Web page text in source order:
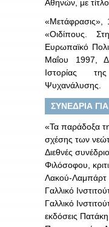
Αθηνών, με
«Μετάφρασις»,
«Οιδίπους.
Ευρωπαϊκό
Μαΐου 1997,
Ιστορίας
Ψυχανάλυσης.
ΣΥΝΕΔΡΙΑ
«Τα παράδοξα
σχέσης των
Διεθνές
Φιλόσοφου,
Λακού-Λαμπάρτ
Γαλλικό
Γαλλικό
εκδόσεις